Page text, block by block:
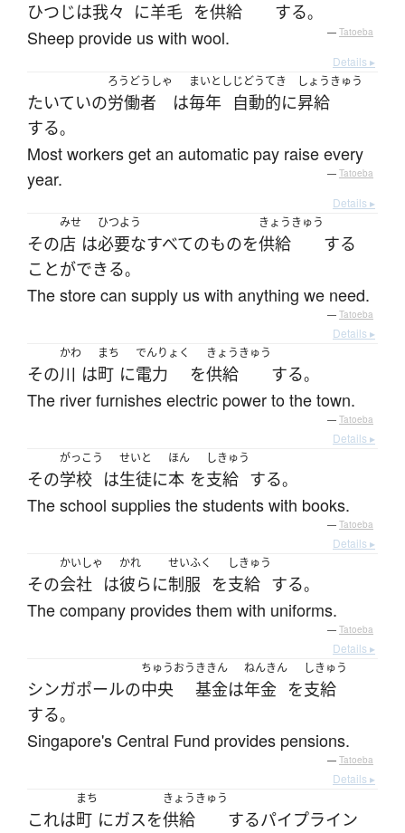
ひつじは我々 に羊毛 を供給 する。
Sheep provide us with wool. — Tatoeba
Details ▸
たいていの
ろうどうしゃ
労働者 は
まいとし
毎年
じどうてき
自動的に
しょうきゅう
昇給
する。
Most workers get an automatic pay raise every
year.
— Tatoeba
Details ▸
その
みせ
店 は
ひつよう
必要なすべてのものを
きょうきゅう
供給
する
ことができる。
The store can supply us with anything we need.
— Tatoeba
Details ▸
その
かわ
川 は
まち
町 に
でんりょく
電力 を
きょうきゅう
供給 する。
The river furnishes electric power to the town.
— Tatoeba
Details ▸
その
がっこう
学校 は
せいと
生徒に
ほん
本 を
しきゅう
支給 する。
The school supplies the students with books.
— Tatoeba
Details ▸
その
かいしゃ
会社 は
かれ
彼らに
せいふく
制服 を
しきゅう
支給 する。
The company provides them with uniforms.
— Tatoeba
Details ▸
シンガポールの
ちゅうおう
中央
ききん
基金は
ねんきん
年金 を
しきゅう
支給
する。
Singapore's Central Fund provides pensions.
— Tatoeba
Details ▸
これは
まち
町 にガスを
きょうきゅう
供給 するパイプライン